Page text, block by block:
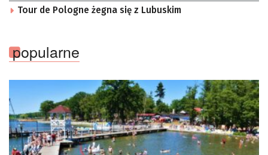
Tour de Pologne żegna się z Lubuskim
popularne